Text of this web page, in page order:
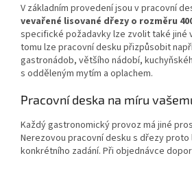
V základním provedení jsou v pracovní
vevařené lisované dřezy o rozměru 400
specifické požadavky lze zvolit také jiné
tomu lze pracovní desku přizpůsobit
gastronádob, většího nádobí,
s odděleným mytím a oplachem.
Pracovní deska na míru
Každý gastronomický provoz má jiné
Nerezovou pracovní desku s dřezy
konkrétního zadání. Při objednávce